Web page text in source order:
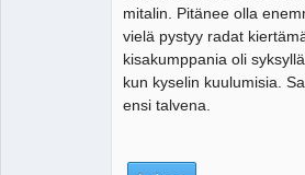
mitalin. Pitänee olla
vielä pystyy radat
kisakumppania oli
kun kyselin kuulumisia.
ensi talvena.